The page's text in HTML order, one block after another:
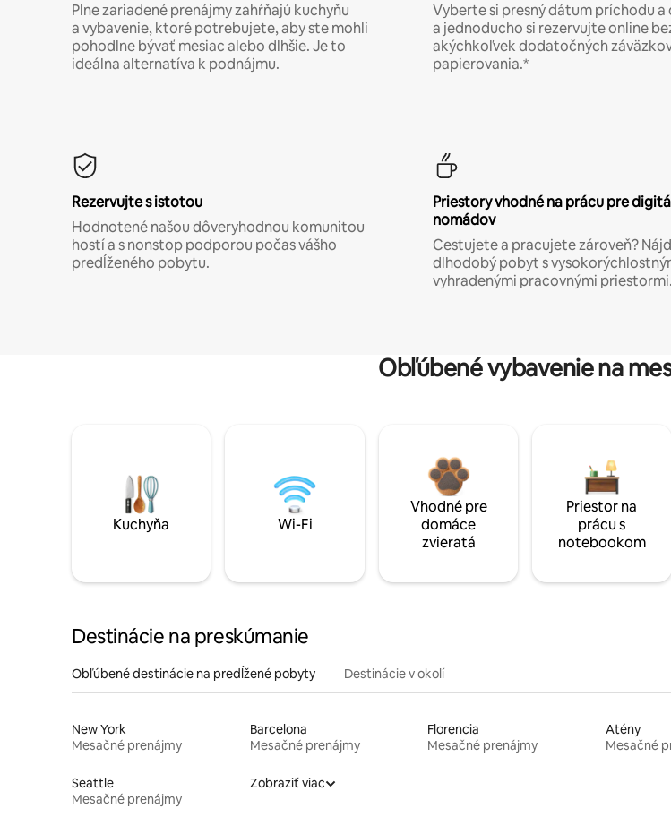
Plne zariadené prenájmy zahŕňajú kuchyňu
a vybavenie, ktoré potrebujete, aby ste mohli
pohodlne bývať mesiac alebo dlhšie. Je to
ideálna alternatíva k podnájmu.
Vyberte si presný dátum príchodu a
a jednoducho si rezervujte online
akýchkoľvek dodatočných
papierovania.*
Rezervujte s istotou
Hodnotené našou dôveryhodnou komunitou
hostí a s nonstop podporou počas vášho
predĺženého pobytu.
Priestory vhodné na prácu pre
nomádov
Cestujete a pracujete zároveň?
dlhodobý pobyt s
vyhradenými pracovnými priestormi.
Obľúbené vybavenie na
Kuchyňa Wi-Fi
Vhodné pre
domáce
zvieratá
Priestor na
prácu s
notebookom
Destinácie na preskúmanie
Obľúbené destinácie na predĺžené pobyty Destinácie v okolí
New York
Mesačné prenájmy
Barcelona
Mesačné prenájmy
Florencia
Mesačné prenájmy
Atény
Mesačné
Seattle
Mesačné prenájmy
Zobraziť viac